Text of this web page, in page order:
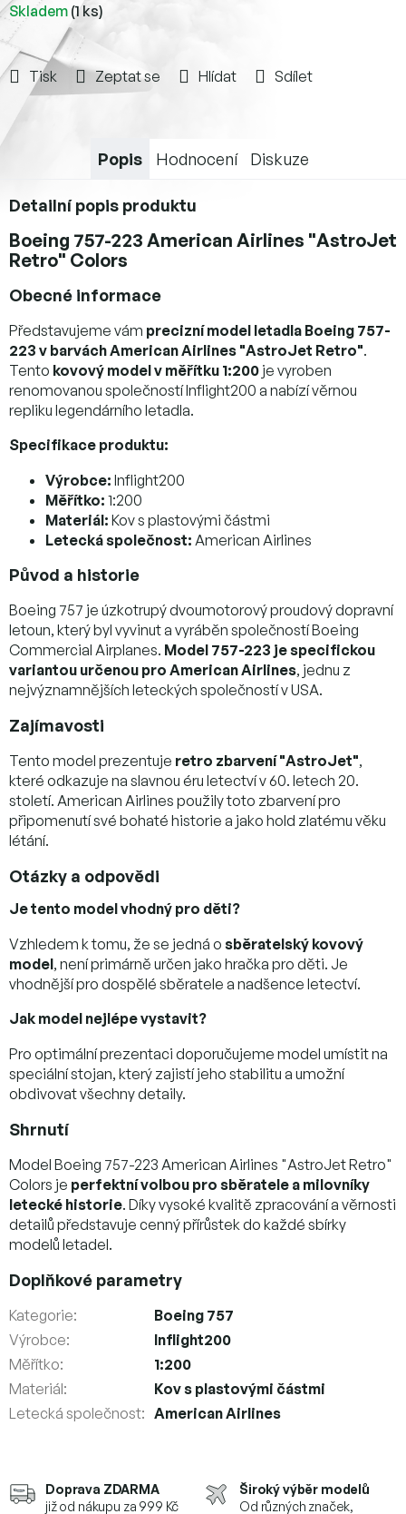
Skladem (1 ks)
Tisk Zeptat se Hlídat Sdílet
Doprava ZDARMA
již od nákupu za 999 Kč
Široký výběr modelů
Od různých značek,
Popis Hodnocení Diskuze
Detailní popis produktu
Boeing 757-223 American Airlines "AstroJet
Retro" Colors
Obecné informace
Představujeme vám precizní model letadla Boeing 757-
223 v barvách American Airlines "AstroJet Retro".
Tento kovový model v měřítku 1:200 je vyroben
renomovanou společností Inflight200 a nabízí věrnou
repliku legendárního letadla.
Specifikace produktu:
Výrobce: Inflight200
Měřítko: 1:200
Materiál: Kov s plastovými částmi
Letecká společnost: American Airlines
Původ a historie
Boeing 757 je úzkotrupý dvoumotorový proudový dopravní
letoun, který byl vyvinut a vyráběn společností Boeing
Commercial Airplanes. Model 757-223 je specifickou
variantou určenou pro American Airlines, jednu z
nejvýznamnějších leteckých společností v USA.
Zajímavosti
Tento model prezentuje retro zbarvení "AstroJet",
které odkazuje na slavnou éru letectví v 60. letech 20.
století. American Airlines použily toto zbarvení pro
připomenutí své bohaté historie a jako hold zlatému věku
létání.
Otázky a odpovědi
Je tento model vhodný pro děti?
Vzhledem k tomu, že se jedná o sběratelský kovový
model, není primárně určen jako hračka pro děti. Je
vhodnější pro dospělé sběratele a nadšence letectví.
Jak model nejlépe vystavit?
Pro optimální prezentaci doporučujeme model umístit na
speciální stojan, který zajistí jeho stabilitu a umožní
obdivovat všechny detaily.
Shrnutí
Model Boeing 757-223 American Airlines "AstroJet Retro"
Colors je perfektní volbou pro sběratele a milovníky
letecké historie. Díky vysoké kvalitě zpracování a věrnosti
detailů představuje cenný přírůstek do každé sbírky
modelů letadel.
Doplňkové parametry
Kategorie:
Boeing 757
Výrobce:
Inflight200
Měřítko:
1:200
Materiál:
Kov s plastovými částmi
Letecká společnost: American Airlines